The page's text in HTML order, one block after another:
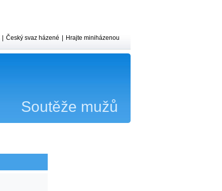
Soutěže mužů
Český svaz házené Hrajte miniházenou